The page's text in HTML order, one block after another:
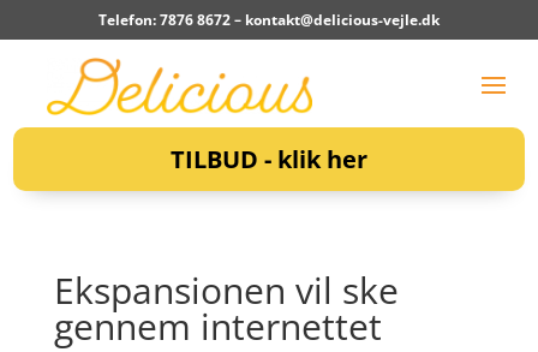
Telefon: 7876 8672 – kontakt@delicious-vejle.dk
TILBUD - klik her
Ekspansionen vil ske
gennem internettet